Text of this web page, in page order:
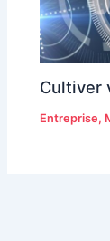
Cultiver
Entreprise,